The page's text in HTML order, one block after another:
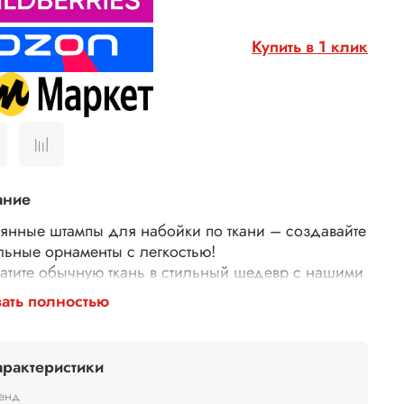
Купить в 1 клик
штампы для набойки по ткани – создавайте
орнаменты с легкостью!
обычную ткань в стильный шедевр с нашими
штампами для набойки! Идеально
для декора одежды, текстиля, сумок,
выбирают наши штампы?
– изготовлены из дерева.
оттиск – резные узоры и орнаменты гарантируют
полностью